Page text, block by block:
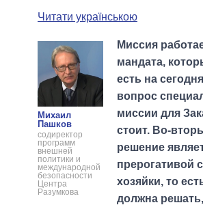
МЭРЫ
ВСЕ ПЕРСОНЫ
СРАВНЕНИЕ
Читати українською
Михаил
Пашков
содиректор
программ
внешней
политики и
международной
безопасности
Центра
Разумкова
Миссия
мандата,
есть на
вопрос
миссии для
стоит. Во-
решение
прерогативой
хозяйки, то
должна